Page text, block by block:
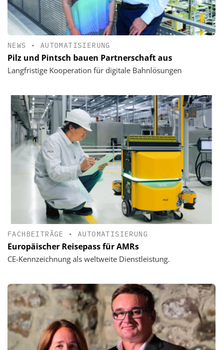
NEWS • AUTOMATISIERUNG
Pilz und Pintsch bauen Partnerschaft aus
Langfristige Kooperation für digitale Bahnlösungen
FACHBEITRÄGE •AUTOMATISIERUNG
Europäischer Reisepass für AMRs
CE-Kennzeichnung als weltweite Dienstleistung.